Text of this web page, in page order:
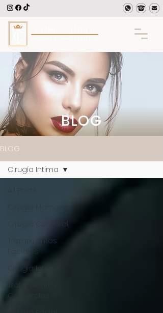
BLOG
BLOG
Cirugía Mamaria
Cirugía Corporal
Tratamientos
Faciales
Cirugía Intima
Tratamientos
Corporales
Cirugía Intima